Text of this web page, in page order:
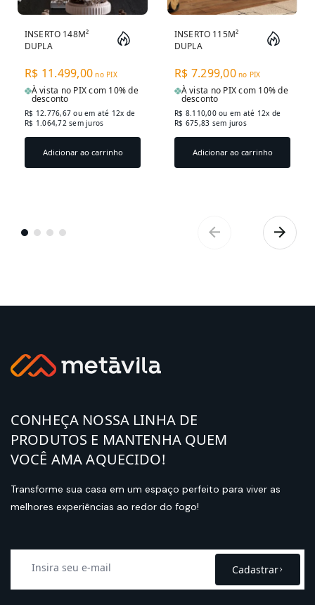
INSERTO 148M²
DUPLA
1600INS - GRAFITE
+ PORTA LENHAS
PL700CP
R$ 11.499,00 no PIX
À vista no PIX com 10% de
desconto
R$ 12.776,67ou em até 12x de
R$ 1.064,72 sem juros
Adicionar ao carrinho
INSERTO 115M²
DUPLA
EVOLUTION
E200INS - GRAFITE
R$ 7.299,00 no PIX
À vista no PIX com 10% de
desconto
R$ 8.110,00ou em até 12x de
R$ 675,83 sem juros
Adicionar ao carrinho
CONHEÇA NOSSA LINHA DE
PRODUTOS E MANTENHA QUEM
VOCÊ AMA AQUECIDO!
Transforme sua casa em um espaço perfeito para viver as
melhores experiências ao redor do fogo!
Cadastrar